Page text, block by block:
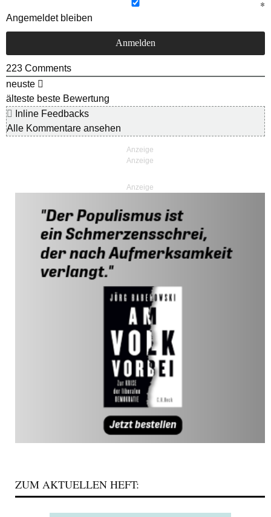
Angemeldet bleiben
223 Comments
neuste
älteste beste Bewertung
Inline Feedbacks
Alle Kommentare ansehen
Anzeige
ZUM AKTUELLEN HEFT: